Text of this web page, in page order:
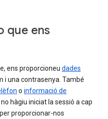
que ens
ens proporcioneu dades
i una contrasenya. També
o informació de
hàgiu iniciat la sessió a cap
proporcionar-nos